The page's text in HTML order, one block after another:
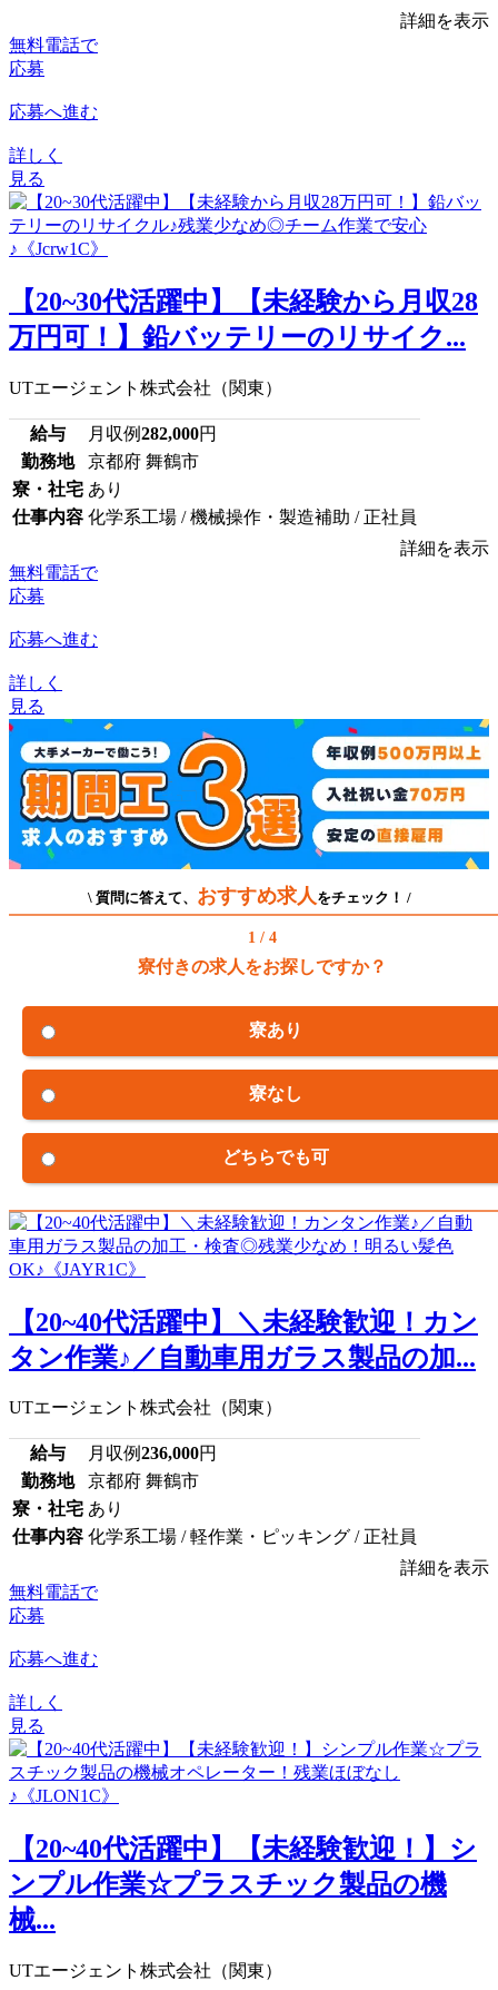
詳細を表示
無料電話で
応募
応募へ進む
詳しく
見る
【20~30代活躍中】【未経験から月収28
万円可！】鉛バッテリーのリサイク...
UTエージェント株式会社（関東）
給与 月収例282,000円
勤務地
京都府 舞鶴市
寮・社宅 あり
仕事内容 化学系工場 / 機械操作・製造補助 / 正社員
詳細を表示
無料電話で
応募
応募へ進む
詳しく
見る
\ 質問に答えて、 おすすめ求人 をチェック！ /
1 / 4
寮付きの求人をお探しですか？
寮あり
寮なし
どちらでも可
【20~40代活躍中】＼未経験歓迎！カン
タン作業♪／自動車用ガラス製品の加...
UTエージェント株式会社（関東）
給与 月収例236,000円
勤務地
京都府 舞鶴市
寮・社宅 あり
仕事内容 化学系工場 / 軽作業・ピッキング / 正社員
詳細を表示
無料電話で
応募
応募へ進む
詳しく
見る
【20~40代活躍中】【未経験歓迎！】シ
ンプル作業☆プラスチック製品の機
械...
UTエージェント株式会社（関東）